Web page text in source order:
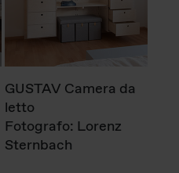
GUSTAV Camera da
letto
Fotografo: Lorenz
Sternbach